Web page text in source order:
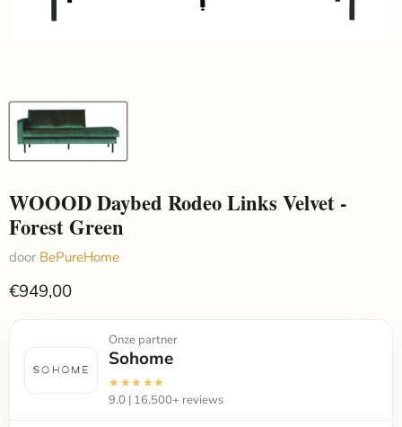
WOOOD Daybed Rodeo Links Velvet -
Forest Green
door BePureHome
€949,00
Onze partner
Sohome
★★★★★
9.0 | 16.500+ reviews